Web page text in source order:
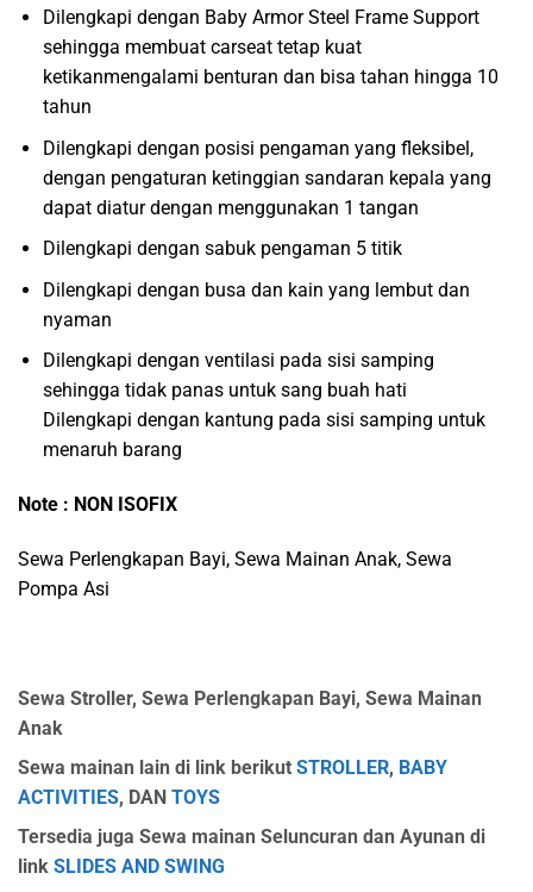
Dilengkapi dengan Baby Armor Steel Frame Support
sehingga membuat carseat tetap kuat
ketikanmengalami benturan dan bisa tahan hingga 10
tahun
Dilengkapi dengan posisi pengaman yang fleksibel,
dengan pengaturan ketinggian sandaran kepala yang
dapat diatur dengan menggunakan 1 tangan
Dilengkapi dengan sabuk pengaman 5 titik
Dilengkapi dengan busa dan kain yang lembut dan
nyaman
Dilengkapi dengan ventilasi pada sisi samping
sehingga tidak panas untuk sang buah hati
Dilengkapi dengan kantung pada sisi samping untuk
menaruh barang
Note : NON ISOFIX
Sewa Perlengkapan Bayi, Sewa Mainan Anak, Sewa
Pompa Asi
Sewa Stroller, Sewa Perlengkapan Bayi, Sewa Mainan
Anak
Sewa mainan lain di link berikut STROLLER, BABY
ACTIVITIES, DAN TOYS
Tersedia juga Sewa mainan Seluncuran dan Ayunan di
link SLIDES AND SWING